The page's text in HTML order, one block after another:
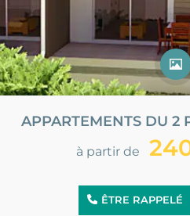
APPARTEMENTS DU 2
à partir de
ÊTRE RAPPELÉ